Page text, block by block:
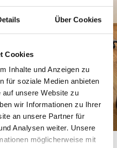
Über Cookies
Cookies
Inhalte und Anzeigen zu
für soziale Medien anbieten
unsere Website zu
wir Informationen zu Ihrer
an unsere Partner für
Analysen weiter. Unsere
möglicherweise mit